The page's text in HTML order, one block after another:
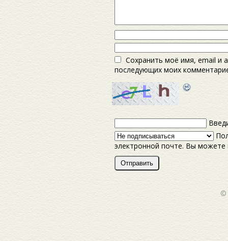
Сохранить моё имя, email и
последующих моих
электронной почте. Вы можете
©